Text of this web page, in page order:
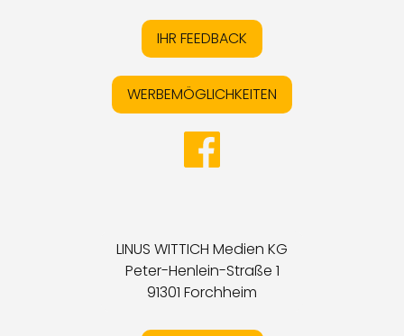
IHR FEEDBACK
WERBEMÖGLICHKEITEN
LINUS WITTICH Medien KG
Peter-Henlein-Straße 1
91301 Forchheim